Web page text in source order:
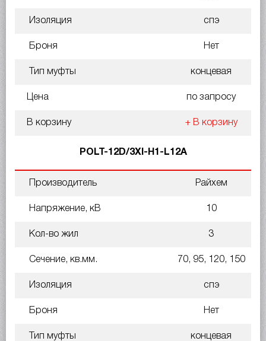
Изоляция спэ
Броня Нет
Тип муфты концевая
Цена по запросу
В корзину + В корзину
POLT-12D/3XI-H1-L12A
Производитель Райхем
Напряжение, кВ 10
Кол-во жил 3
Сечение, кв.мм. 70, 95, 120, 150
Изоляция спэ
Броня Нет
Тип муфты концевая